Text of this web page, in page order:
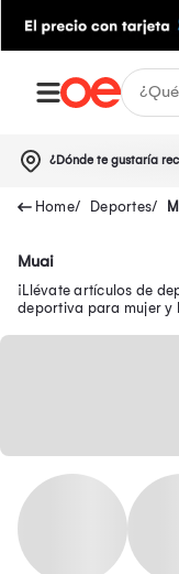
¿Dónde te gustaría
Deportes
Muai
¡Llévate artículos de
deportiva para mujer y